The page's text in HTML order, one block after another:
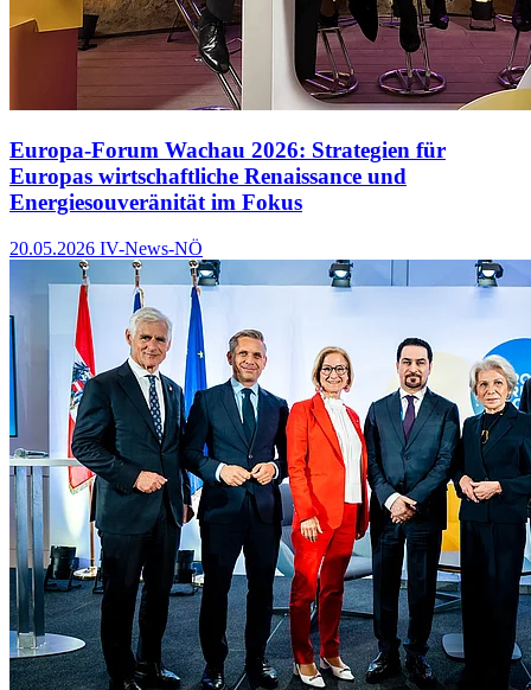
Europa-Forum Wachau 2026: Strategien für
Europas wirtschaftliche Renaissance und
Energiesouveränität im Fokus
20.05.2026 IV-News-NÖ